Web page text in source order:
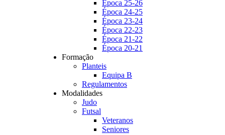
Época 25-26
Época 24-25
Época 23-24
Época 22-23
Época 21-22
Época 20-21
Formação
Planteis
Equipa B
Regulamentos
Modalidades
Judo
Futsal
Veteranos
Seniores